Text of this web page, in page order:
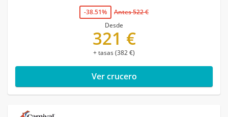
-38.51%
Antes 522 €
Desde
321 €
+ tasas (382 €)
Ver crucero